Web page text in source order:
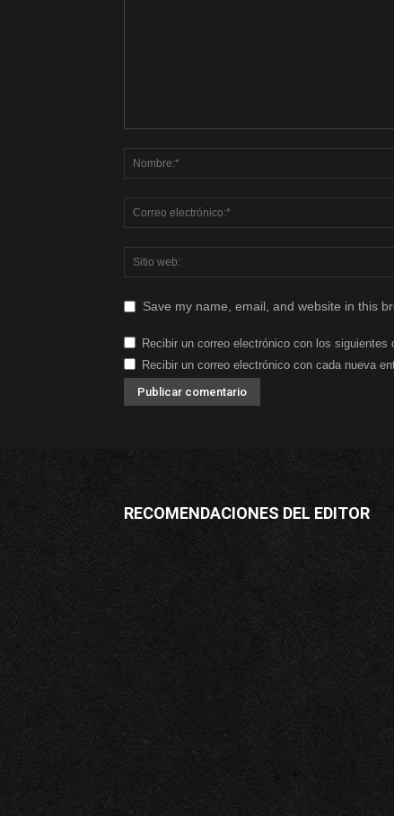
Save my name, email, and website in this
Recibir un correo electrónico con los siguientes
Recibir un correo electrónico con cada nueva
RECOMENDACIONES DEL EDITOR